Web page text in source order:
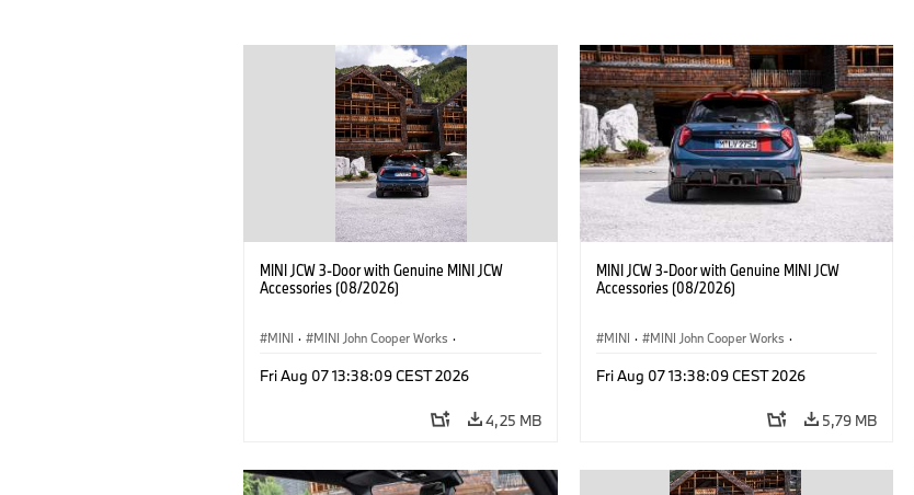
MINI JCW 3-Door with Genuine MINI JCW
Accessories (08/2026)
MINI · MINI John Cooper Works ·
Opcionális extrák, kiegészítők
Fri Aug 07 13:38:09 CEST 2026
4,25 MB
MINI JCW 3-Door with Genuine MINI JCW
Accessories (08/2026)
MINI · MINI John Cooper Works ·
Opcionális extrák, kiegészítők
Fri Aug 07 13:38:09 CEST 2026
5,79 MB